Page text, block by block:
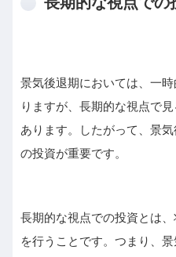
景気後退期においては、一
りますが、長期的な視点で
あります。したがって、景
の投資が重要です。
長期的な視点での投資とは
を行うことです。つまり、